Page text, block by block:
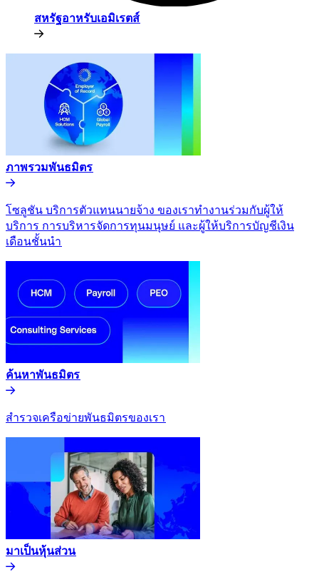
สหรัฐอาหรับเอมิเรตส์​​
ภาพรวมพันธมิตร​​
โซลูชัน บริการตัวแทนนายจ้าง ของเราทำงานร่วมกับผู้ให้
บริการ การบริหารจัดการทุนมนุษย์ และผู้ให้บริการบัญชีเงิน
เดือนชั้นนำ​​
ค้นหาพันธมิตร​​
สำรวจเครือข่ายพันธมิตรของเรา​​
มาเป็นหุ้นส่วน​​